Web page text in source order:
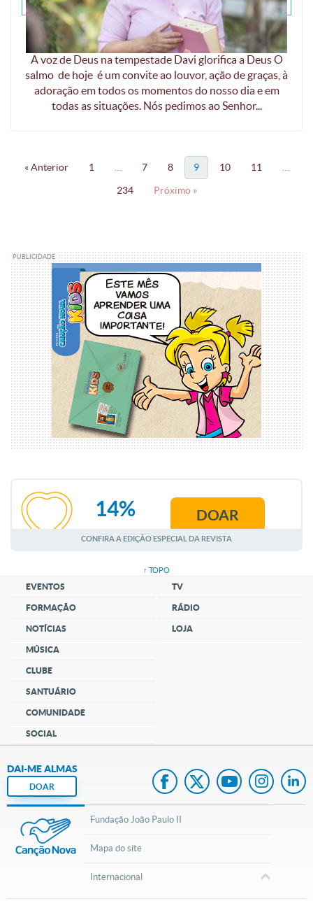
A voz de Deus na tempestade
A voz de Deus na tempestade Davi glorifica a Deus O
salmo de hoje é um convite ao louvor, ação de graças, à
adoração em todos os momentos do nosso dia e em
todas as situações. Nós pedimos ao Senhor...
« Anterior 1 7 8 9 10 11
234 Próximo »
PUBLICIDADE
AGOSTO
14% DOAR
CONFIRA A EDIÇÃO ESPECIAL DA REVISTA
↑ TOPO
EVENTOS
FORMAÇÃO
NOTÍCIAS
MÚSICA
CLUBE
SANTUÁRIO
COMUNIDADE
SOCIAL
TV
RÁDIO
LOJA
DAI-ME ALMAS
DOAR
Fundação João Paulo II
Mapa do site
Internacional